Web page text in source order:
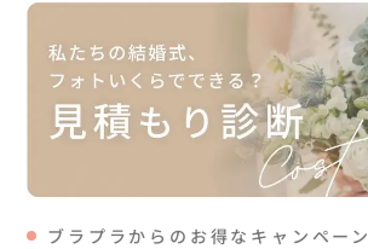
ブラプラからのお得なキャンペーン